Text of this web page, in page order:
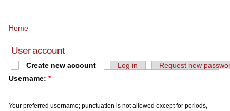
Home
User account
Create new account Log in
Request new
Username: *
Your preferred username; punctuation is not allowed except for periods,